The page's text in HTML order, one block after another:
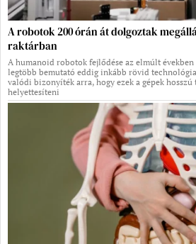
A robotok 200 órán át dolgoztak
raktárban
A humanoid robotok fejlődése az elmúlt
legtöbb bemutató eddig inkább rövid
valódi bizonyíték arra, hogy ezek a gépek hosszú
helyettesíteni